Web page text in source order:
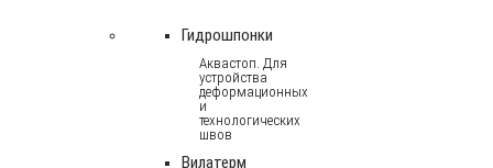
Гидрошпонки
Аквастоп. Для
устройства
деформационных
и
технологических
швов
Вилатерм